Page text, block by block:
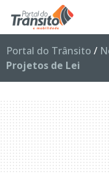
Portal do Trânsito /
Projetos de Lei